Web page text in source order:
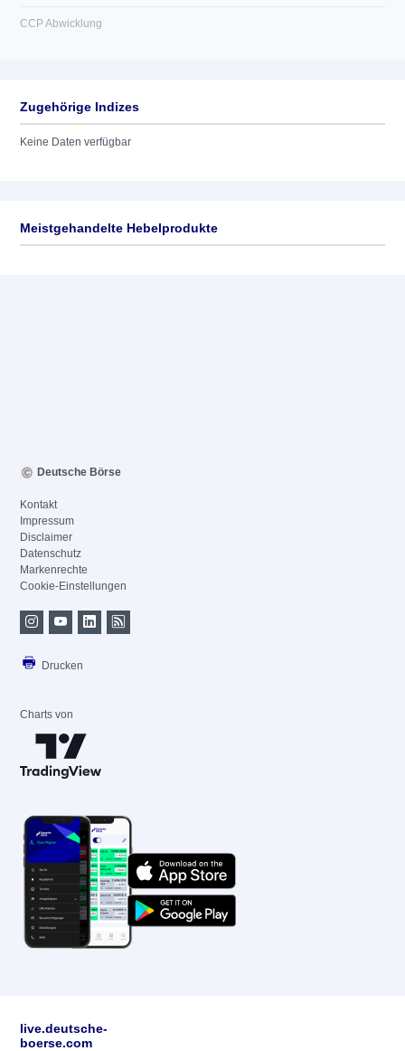
CCP Abwicklung
Zugehörige Indizes
Keine Daten verfügbar
Meistgehandelte Hebelprodukte
Deutsche Börse
Kontakt
Impressum
Disclaimer
Datenschutz
Markenrechte
Cookie-Einstellungen
Drucken
Charts von
live.deutsche-
boerse.com